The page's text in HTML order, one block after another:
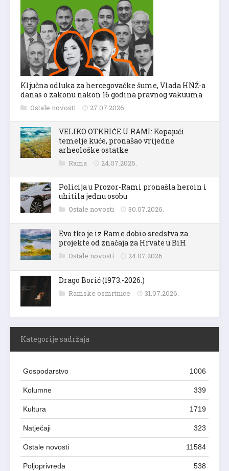
Ključna odluka za hercegovačke šume, Vlada HNŽ-a
danas o zakonu nakon 16 godina pravnog vakuuma
Ostale novosti 27.07.2026.
VELIKO OTKRIĆE U RAMI: Kopajući
temelje kuće, pronašao vrijedne
arheološke ostatke
Rama 24.07.2026.
Policija u Prozor-Rami pronašla heroin i
uhitila jednu osobu
Ostale novosti 30.07.2026.
Evo tko je iz Rame dobio sredstva za
projekte od značaja za Hrvate u BiH
Ostale novosti 24.07.2026.
Drago Borić (1973.-2026.)
Ramske osmrtnice 31.07.2026.
Kategorije sadržaja
Gospodarstvo 1006
Kolumne 339
Kultura 1719
Natječaji 323
Ostale novosti 11584
Poljoprivreda 538